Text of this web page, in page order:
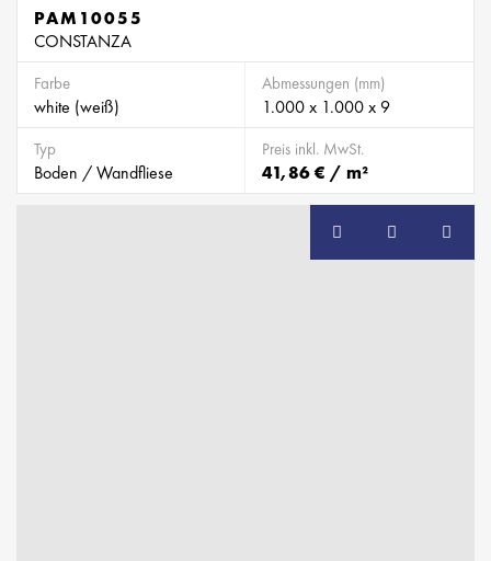
PAM10055
CONSTANZA
Farbe
white (weiß)
Abmessungen (mm)
1.000 x 1.000 x 9
Typ
Boden / Wandfliese
Preis inkl. MwSt.
41,86 € / m²